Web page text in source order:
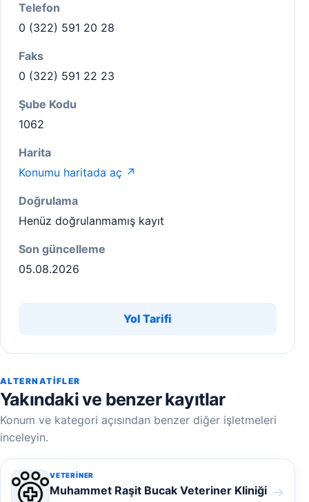
Telefon
0 (322) 591 20 28
Faks
0 (322) 591 22 23
Şube Kodu
1062
Harita
Konumu haritada aç ↗
Doğrulama
Henüz doğrulanmamış kayıt
Son güncelleme
05.08.2026
Yol Tarifi
ALTERNATIFLER
Yakındaki ve benzer kayıtlar
Konum ve kategori açısından benzer diğer işletmeleri
inceleyin.
VETERINER
Muhammet Raşit Bucak Veteriner Kliniği →